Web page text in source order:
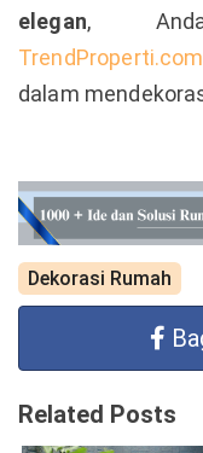
elegan, Anda
TrendProperti.com
dalam
Dekorasi Rumah
Related Posts